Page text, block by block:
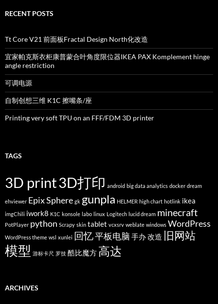
RECENT POSTS
Tt Core V21 前面板Fractal Design North化改造
宜家帕克斯衣柜康普蒙合叶角度限位器IKEA PAX Komplement hinge
angle restriction
可调电源
自制创想三维 K1C 擦嘴条/座
Printing very soft TPU on an FFF/FDM 3D printer
TAGS
3D print3D打印 android big data analytics docker dream
ehviewer Epix Sphere gk gunpla HELMER high chart hotlink ikea
imgChili iwork8 K1C konsole labo linux Logitech lucid dream minecraft
PotPlayer python Scrapy skin tablet vcxsrv weblate windows WordPress
WordPress theme wsl xunlei 回忆平板电脑 手办改造 旧网站
模型 游标卡尺 罗技 酷比魔方 高达
ARCHIVES